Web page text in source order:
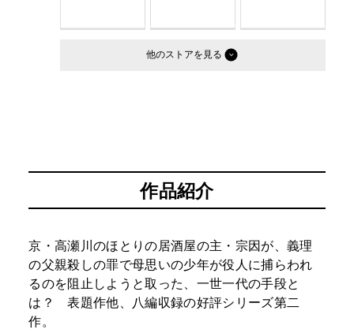
他のストア
作品紹介
京・高瀬川のほとりの居酒屋の主・宗因が、義理
の父親殺しの罪で母思いの少年が役人に捕らわれ
るのを阻止しようと取った、一世一代の手段と
は？ 表題作他、八編収録の好評シリーズ第二
作。